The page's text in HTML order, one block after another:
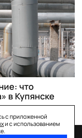
что
в Купянске
с приложенной
и с использованием